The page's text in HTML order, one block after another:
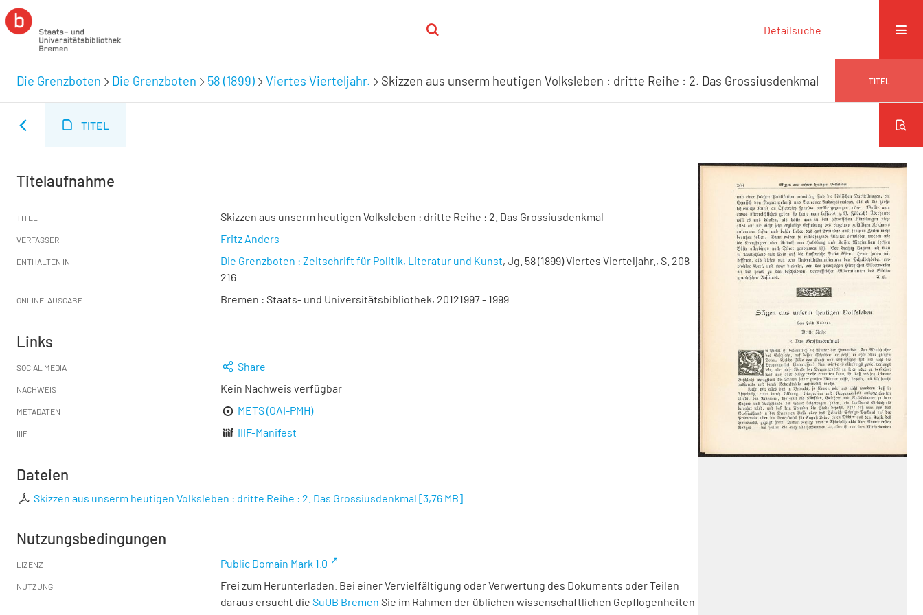
Detailsuche
Die Grenzboten Die Grenzboten 58 (1899) Viertes Vierteljahr. Skizzen aus unserm heutigen Volksleben : dritte Reihe : 2. Das Grossiusdenkmal TITEL
TITEL
Titelaufnahme
TITEL Skizzen aus unserm heutigen Volksleben : dritte Reihe : 2. Das Grossiusdenkmal
VERFASSER Fritz Anders
ENTHALTEN IN Die Grenzboten : Zeitschrift für Politik, Literatur und Kunst, Jg. 58 (1899) Viertes Vierteljahr., S. 208-
216
ONLINE-AUSGABE Bremen : Staats- und Universitätsbibliothek, 20121997 - 1999
Links
SOCIAL MEDIA Share
NACHWEIS Kein Nachweis verfügbar
METADATEN METS (OAI-PMH)
IIIF IIIF-Manifest
Dateien
Skizzen aus unserm heutigen Volksleben : dritte Reihe : 2. Das Grossiusdenkmal [3,76 MB]
Nutzungsbedingungen
LIZENZ Public Domain Mark 1.0
NUTZUNG
Frei zum Herunterladen. Bei einer Vervielfältigung oder Verwertung des Dokuments oder Teilen
daraus ersucht die SuUB Bremen Sie im Rahmen der üblichen wissenschaftlichen Gepflogenheiten